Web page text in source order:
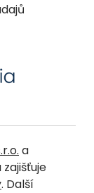
a
. Další